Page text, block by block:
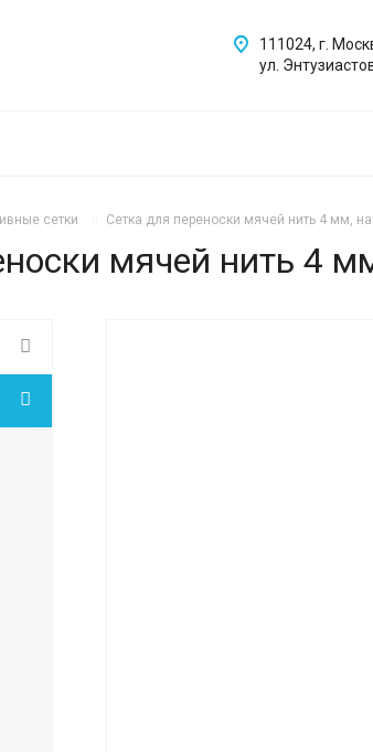
111024, г.
ул.
сетки Сетка для переноски мячей нить 4 мм,
мячей нить 4